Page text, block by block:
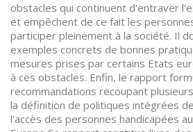
obstacles qui continuent d'entraver
et empêchent de ce fait les
participer pleinement à la société. Il
exemples concrets de bonnes
mesures prises par certains Etats
à ces obstacles. Enfin, le rapport
recommandations recoupant
la définition de politiques intégrées
l'accès des personnes handicapées